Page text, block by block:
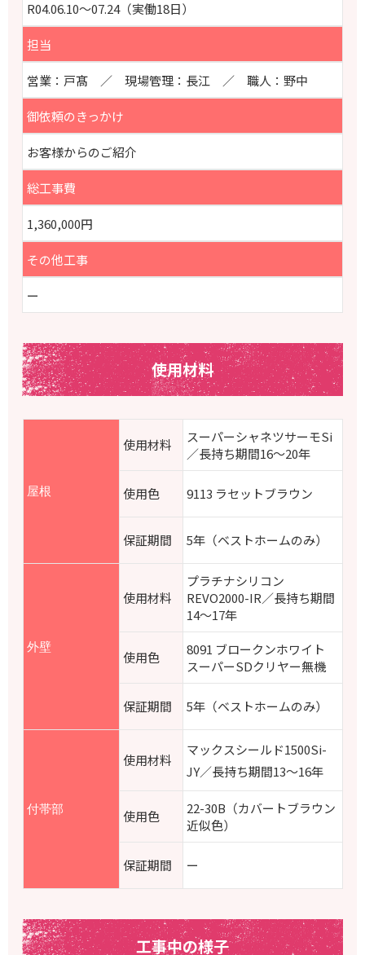
R04.06.10～07.24（実働18日）
担当
営業：戸髙 ／ 現場管理：長江 ／ 職人：野中
御依頼のきっかけ
お客様からのご紹介
総工事費
1,360,000円
その他工事
ー
使用材料
屋根
使用材料
スーパーシャネツサーモSi
／長持ち期間16～20年
使用色 9113 ラセットブラウン
保証期間 5年（ベストホームのみ）
外壁
使用材料
プラチナシリコン
REVO2000-IR／長持ち期間
14～17年
使用色 8091 ブロークンホワイト
スーパーSDクリヤー無機
保証期間 5年（ベストホームのみ）
付帯部
使用材料
マックスシールド1500Si-
JY／長持ち期間13～16年
使用色
22-30B（カバートブラウン
近似色）
保証期間 ー
工事中の様子